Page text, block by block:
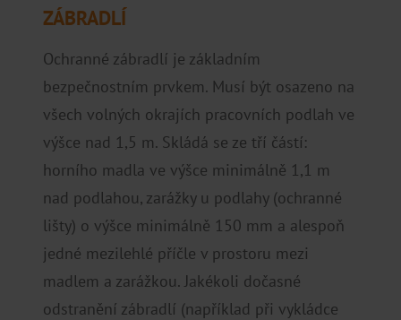
ZÁBRADLÍ
Ochranné zábradlí je základním
bezpečnostním prvkem. Musí být osazeno na
všech volných okrajích pracovních podlah ve
výšce nad 1,5 m. Skládá se ze tří částí:
horního madla ve výšce minimálně 1,1 m
nad podlahou, zarážky u podlahy (ochranné
lišty) o výšce minimálně 150 mm a alespoň
jedné mezilehlé příčle v prostoru mezi
madlem a zarážkou. Jakékoli dočasné
odstranění zábradlí (například při vykládce